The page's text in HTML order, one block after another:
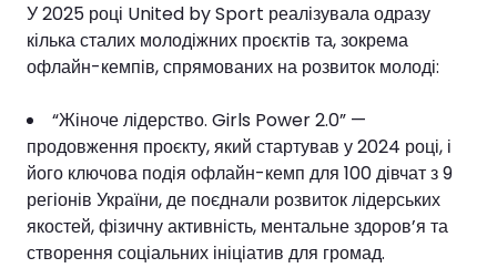
У 2025 році United by Sport реалізувала одразу
кілька сталих молодіжних проєктів та, зокрема
офлайн-кемпів, спрямованих на розвиток молоді:
“Жіноче лідерство. Girls Power 2.0” —
продовження проєкту, який стартував у 2024 році, і
його ключова подія офлайн-кемп для 100 дівчат з 9
регіонів України, де поєднали розвиток лідерських
якостей, фізичну активність, ментальне здоров’я та
створення соціальних ініціатив для громад.